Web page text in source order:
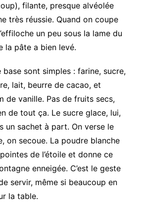
filante, presque alvéolée
très réussie. Quand on coupe
un peu sous la lame du
la pâte a bien levé.
base sont simples : farine, sucre,
lait, beurre de cacao, et
de vanille. Pas de fruits secs,
de tout ça. Le sucre glace, lui,
un sachet à part. On verse le
on secoue. La poudre blanche
de l’étoile et donne ce
enneigée. C’est le geste
servir, même si beaucoup en
la table.